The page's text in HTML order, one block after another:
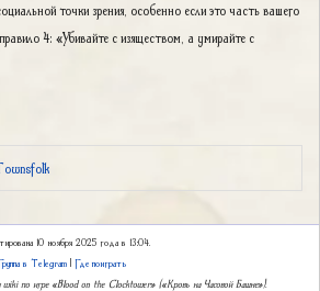
точки зрения, особенно если это часть вашего
4: «Убивайте с изяществом, а умирайте с
10 ноября 2025 года в 13:04.
в Telegram | Где поиграть
wiki по игре «Blood on the Clocktower» («Кровь на Часовой Башне»).